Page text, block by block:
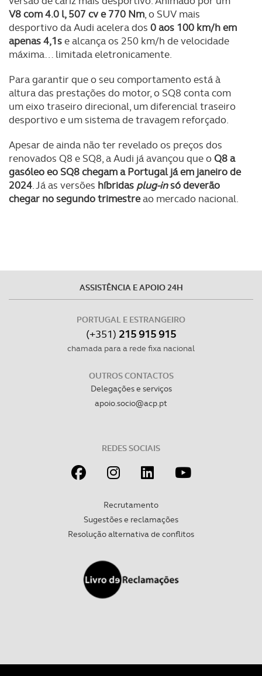
V8 com 4.0 l, 507 cv e 770 Nm, o SUV mais
desportivo da Audi acelera dos 0 aos 100 km/h em
apenas 4,1se alcança os 250 km/h de velocidade
máxima… limitada eletronicamente.
Para garantir que o seu comportamento está à
altura das prestações do motor, o SQ8 conta com
um eixo traseiro direcional, um diferencial traseiro
desportivo e um sistema de travagem reforçado.
Apesar de ainda não ter revelado os preços dos
renovados Q8 e SQ8, a Audi já avançou que oQ8 a
gasóleo eo SQ8 chegam a Portugal já em janeiro de
2024. Já as versões híbridas plug-insó deverão
chegar no segundo trimestreao mercado nacional.
ASSISTÊNCIA E APOIO 24H
PORTUGAL E ESTRANGEIRO
(+351) 215 915 915
chamada para a rede fixa nacional
OUTROS CONTACTOS
Delegações e serviços
apoio.socio@acp.pt
REDES SOCIAIS
Recrutamento
Sugestões e reclamações
Resolução alternativa de conflitos